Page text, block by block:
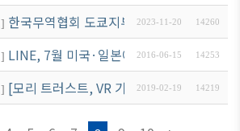
] 한국무역협회 도쿄지부 뉴스레터(11월 3
2023-11-20 14260
] LINE, 7월 미국·일본에서 상장 시작
2016-06-15 14253
] [모리 트러스트, VR 기술 이용한 관광 안내
2019-02-19 14219